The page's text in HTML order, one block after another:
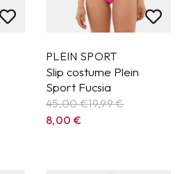
PLEIN SPORT
Slip costume Plein
Sport Fucsia
45,00 €19,99€
8,00 €